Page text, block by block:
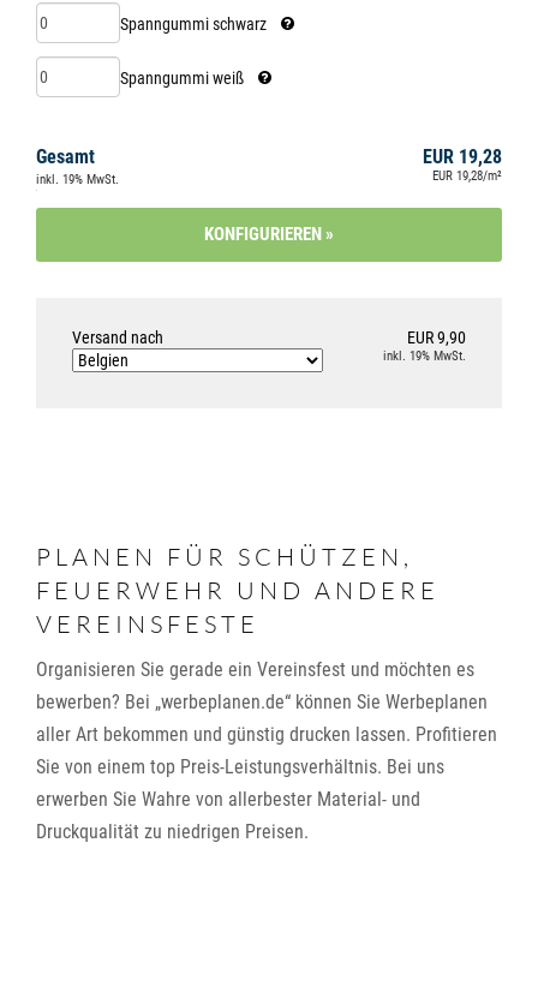
Spanngummi schwarz
Spanngummi weiß
Gesamt
inkl. 19% MwSt.
EUR 19,28
EUR 19,28/m²
Versand nach EUR 9,90
inkl. 19% MwSt.
PLANEN FÜR SCHÜTZEN,
FEUERWEHR UND ANDERE
VEREINSFESTE
Organisieren Sie gerade ein Vereinsfest und möchten es
bewerben? Bei „werbeplanen.de“ können Sie Werbeplanen
aller Art bekommen und günstig drucken lassen. Profitieren
Sie von einem top Preis-Leistungsverhältnis. Bei uns
erwerben Sie Wahre von allerbester Material- und
Druckqualität zu niedrigen Preisen.